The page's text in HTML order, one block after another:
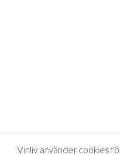
Vinliv använder cookies